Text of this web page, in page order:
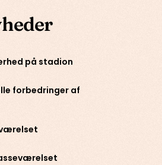
på stadion
forbedringer af